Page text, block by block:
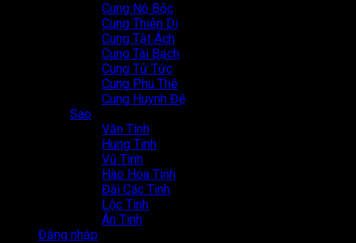
Cung Nô Bộc
Cung Thiên Di
Cung Tật Ách
Cung Tài Bạch
Cung Tử Tức
Cung Phu Thê
Cung Huynh Đệ
Sao
Văn Tinh
Hung Tinh
Vũ Tinh
Hào Hoa Tinh
Đài Các Tinh
Lộc Tinh
Án Tinh
Đăng nhập